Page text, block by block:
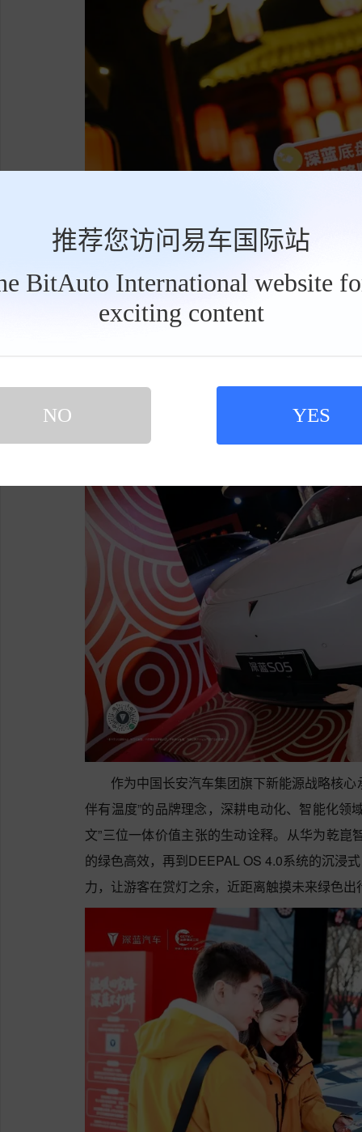
推荐您访问易车国际站
BitAuto International website
exciting content
NO YES
此次深蓝汽车静展，依托灯会盛景，实现
、S09、L07等旗舰车型整齐陈列，流畅的车
作为中国长安汽车集团旗下新能源战略核
伴有温度”的品牌理念，深耕电动化、智能化领
文”三位一体价值主张的生动诠释。从华为乾
的绿色高效，再到DEEPAL OS 4.0系统的沉浸
力，让游客在赏灯之余，近距离触摸未来绿色出